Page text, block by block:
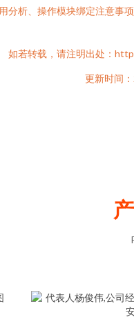
析、操作模块绑定注意
如若转载，请注明出处：
更新时间